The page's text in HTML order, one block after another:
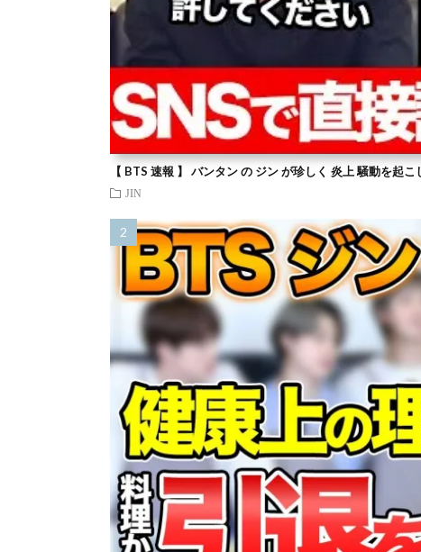
【 BTS 速報 】 バンタン の ジン が珍しく 炎上 騒動を起
JIN